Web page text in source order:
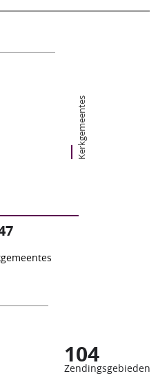
Kerkgemeentes
104
Zendingsgebieden